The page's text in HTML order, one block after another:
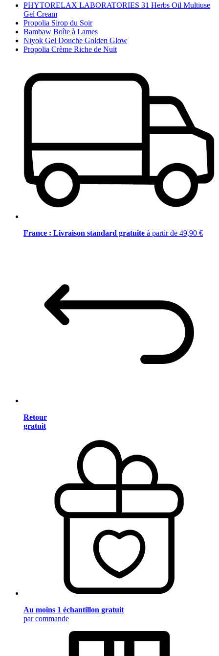
PHYTORELAX LABORATORIES 31 Herbs Oil Multiuse
Gel Cream
Propolia Sirop du Soir
Bambaw Boîte à Lames
Niyok Gel Douche Golden Glow
Propolia Crème Riche de Nuit
France : Livraison standard gratuite à partir de 49,90 €
Retour
gratuit
Au moins 1 échantillon gratuit
par commande